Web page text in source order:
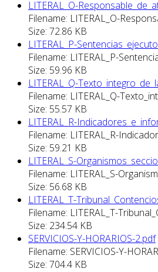
LITERAL_O-
Filename: LITERAL_O-
Size: 72.86 KB
LITERAL_P-
Filename: LITERAL_P-
Size: 59.96 KB
LITERAL_Q-
Filename: LITERAL_Q-
Size: 55.57 KB
LITERAL_R-
Filename: LITERAL_R-
Size: 59.21 KB
LITERAL_S-
Filename: LITERAL_S-
Size: 56.68 KB
LITERAL_T-
Filename: LITERAL_T-
Size: 234.54 KB
SERVICIOS-Y-HORARIOS-2.pdf
Filename: SERVICIOS-Y-
Size: 704.4 KB